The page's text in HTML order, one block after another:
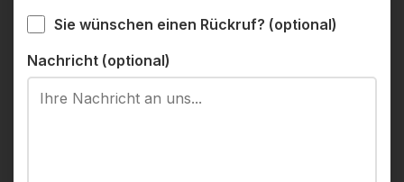
Sie wünschen einen Rückruf? (optional)
Nachricht (optional)